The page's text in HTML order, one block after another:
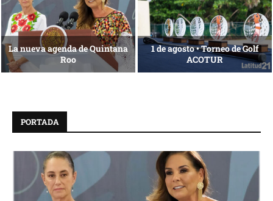
Reconocimiento de viajeros La esencia del servicio
PORTADA